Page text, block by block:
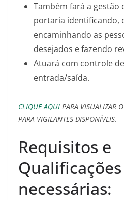
Também fará a
portaria identificando,
encaminhando as
desejados e fazendo
Atuará com controle
entrada/saída.
CLIQUE AQUI PARA VISUALIZAR
PARA VIGILANTES DISPONÍVEIS.
Requisitos e
Qualificações
necessárias: